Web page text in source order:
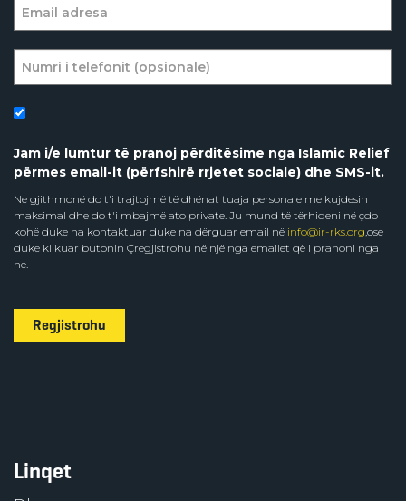
Jam i/e lumtur të pranoj përditësime nga Islamic Relief
përmes email-it (përfshirë rrjetet sociale) dhe SMS-it.
Ne gjithmonë do t'i trajtojmë të dhënat tuaja personale me kujdesin
maksimal dhe do t'i mbajmë ato private. Ju mund të tërhiqeni në çdo
kohë duke na kontaktuar duke na dërguar email në info@ir-rks.org,ose
duke klikuar butonin Çregjistrohu në një nga emailet që i pranoni nga
ne.
Regjistrohu
Linqet